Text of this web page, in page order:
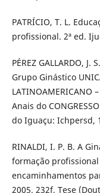
PATRÍCIO, T. L.
profissional. 2ª ed.
PÉREZ GALLARDO,
Grupo Ginástico
LATINOAMERICANO
Anais do
do Iguaçu: Ichpersd,
RINALDI, I. P. B. A
formação profissional
encaminhamentos
2005. 232f. Tese